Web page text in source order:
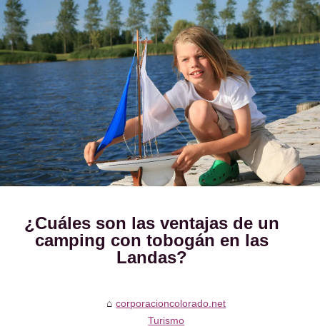
¿Cuáles son las ventajas de un
camping con tobogán en las
Landas?
corporacioncolorado.net
Turismo